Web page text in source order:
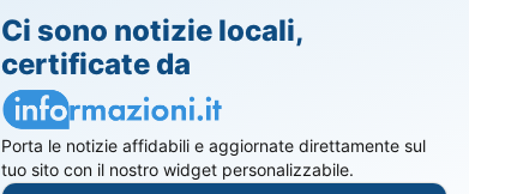
Ci sono notizie locali,
certificate da
Porta le notizie affidabili e aggiornate direttamente sul
tuo sito con il nostro widget personalizzabile.